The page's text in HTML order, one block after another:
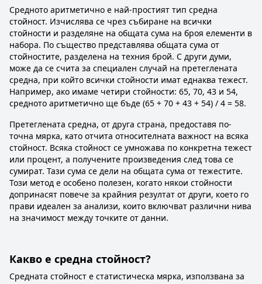
Средното аритметично е най-простият тип средна
стойност. Изчислява се чрез събиране на всички
стойности и разделяне на общата сума на броя елементи в
набора. По същество представлява общата сума от
стойностите, разделена на техния брой. С други думи,
може да се счита за специален случай на претеглената
средна, при който всички стойности имат еднаква тежест.
Например, ако имаме четири стойности: 65, 70, 43 и 54,
средното аритметично ще бъде (65 + 70 + 43 + 54) / 4 = 58.
Претеглената средна, от друга страна, предоставя по-
точна мярка, като отчита относителната важност на всяка
стойност. Всяка стойност се умножава по конкретна тежест
или процент, а получените произведения след това се
сумират. Тази сума се дели на общата сума от тежестите.
Този метод е особено полезен, когато някои стойности
допринасят повече за крайния резултат от други, което го
прави идеален за анализи, които включват различни нива
на значимост между точките от данни.
Какво е средна стойност?
Средната стойност е статистическа мярка, използвана за